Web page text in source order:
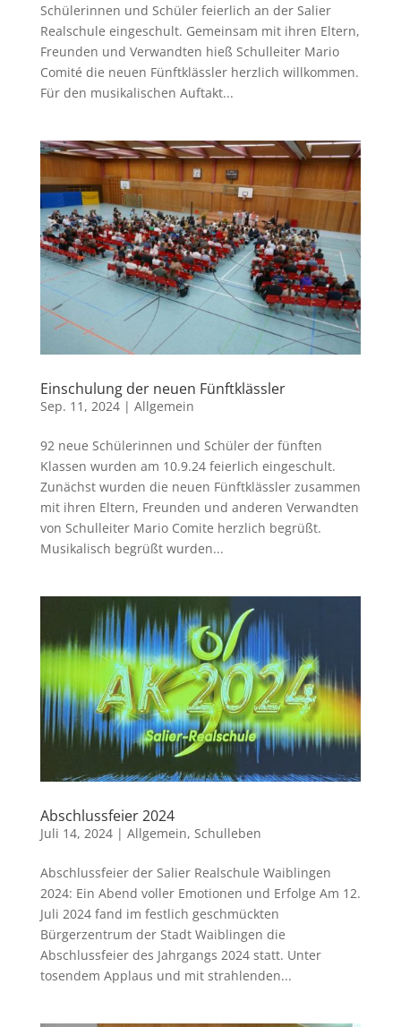
Schülerinnen und Schüler feierlich an der Salier
Realschule eingeschult. Gemeinsam mit ihren Eltern,
Freunden und Verwandten hieß Schulleiter Mario
Comité die neuen Fünftklässler herzlich willkommen.
Für den musikalischen Auftakt...
Einschulung der neuen Fünftklässler
Sep. 11, 2024| Allgemein
92 neue Schülerinnen und Schüler der fünften
Klassen wurden am 10.9.24 feierlich eingeschult.
Zunächst wurden die neuen Fünftklässler zusammen
mit ihren Eltern, Freunden und anderen Verwandten
von Schulleiter Mario Comite herzlich begrüßt.
Musikalisch begrüßt wurden...
Abschlussfeier 2024
Juli 14, 2024| Allgemein, Schulleben
Abschlussfeier der Salier Realschule Waiblingen
2024: Ein Abend voller Emotionen und Erfolge Am 12.
Juli 2024 fand im festlich geschmückten
Bürgerzentrum der Stadt Waiblingen die
Abschlussfeier des Jahrgangs 2024 statt. Unter
tosendem Applaus und mit strahlenden...